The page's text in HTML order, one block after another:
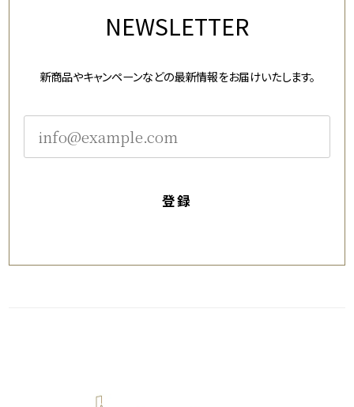
NEWSLETTER
新商品やキャンペーンなどの最新情報をお届けいたします。
登録